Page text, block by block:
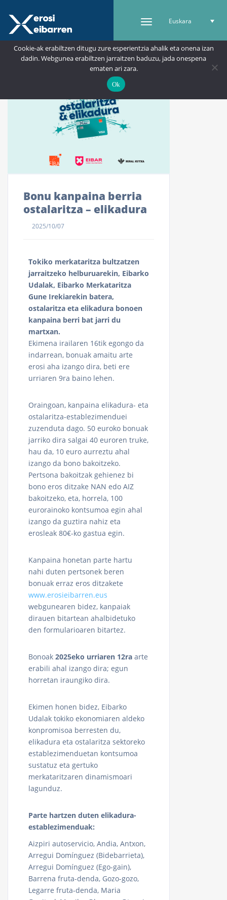
Euskara
Bonu kanpaina berria
ostalaritza – elikadura
2025/10/07
Tokiko merkataritza bultzatzen
jarraitzeko helburuarekin, Eibarko
Udalak, Eibarko Merkataritza
Gune Irekiarekin batera,
ostalaritza eta elikadura bonoen
kanpaina berri bat jarri du
martxan.
Ekimena irailaren 16tik egongo da
indarrean, bonuak amaitu arte
erosi aha izango dira, beti ere
urriaren 9ra baino lehen.
Oraingoan, kanpaina elikadura- eta
ostalaritza-establezimenduei
zuzenduta dago. 50 euroko bonuak
jarriko dira salgai 40 euroren truke,
hau da, 10 euro aurreztu ahal
izango da bono bakoitzeko.
Pertsona bakoitzak gehienez bi
bono eros ditzake NAN edo AIZ
bakoitzeko, eta, horrela, 100
eurorainoko kontsumoa egin ahal
izango da guztira nahiz eta
erosleak 80€-ko gastua egin.
Kanpaina honetan parte hartu
nahi duten pertsonek beren
bonuak erraz eros ditzakete
www.erosieibarren.eus
webgunearen bidez, kanpaiak
dirauen bitartean ahalbidetuko
den formularioaren bitartez.
Bonoak 2025eko urriaren 12ra arte
erabili ahal izango dira; egun
horretan iraungiko dira.
Ekimen honen bidez, Eibarko
Udalak tokiko ekonomiaren aldeko
konpromisoa berresten du,
elikadura eta ostalaritza sektoreko
establezimenduetan kontsumoa
sustatuz eta gertuko
merkataritzaren dinamismoari
lagunduz.
Parte hartzen duten elikadura-
establezimenduak:
Aizpiri autoservicio, Andia, Antxon,
Arregui Domínguez (Bidebarrieta),
Arregui Domínguez (Ego-gain),
Barrena fruta-denda, Gozo-gozo,
Legarre fruta-denda, Maria
Cookie-ak erabiltzen ditugu zure esperientzia ahalik eta onena izan
dadin. Webgunea erabiltzen jarraitzen baduzu, jada onespena
ematen ari zara.
Ok